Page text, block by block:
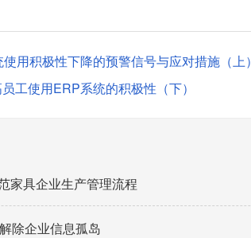
用积极性下降的预警信号与应对措施（上）
工使用ERP系统的积极性（下）
家具企业生产管理流程
除企业信息孤岛